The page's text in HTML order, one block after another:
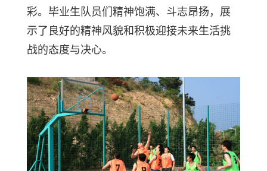
彩。毕业生队员们精神饱满、斗志昂扬，展
示了良好的精神风貌和积极迎接未来生活挑
战的态度与决心。